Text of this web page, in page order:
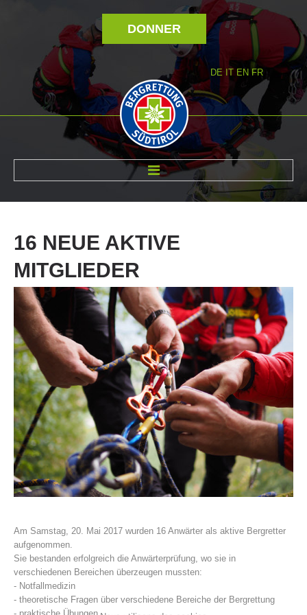
DONNER
DE IT EN FR
Histoire de l'association
16 NEUE AKTIVE
MITGLIEDER
Am Samstag, 20. Mai 2017 wurden 16 Anwärter als aktive Bergretter
aufgenommen.
Sie bestanden erfolgreich die Anwärterprüfung, wo sie in
verschiedenen Bereichen überzeugen mussten:
- Notfallmedizin
- theoretische Fragen über verschiedene Bereiche der Bergrettung